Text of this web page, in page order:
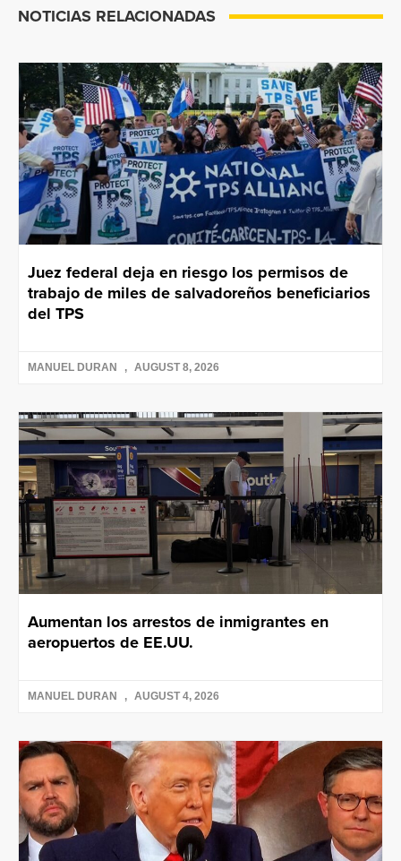
NOTICIAS RELACIONADAS
Juez federal deja en riesgo los permisos de
trabajo de miles de salvadoreños beneficiarios
del TPS
MANUEL DURAN AUGUST 8, 2026
Aumentan los arrestos de inmigrantes en
aeropuertos de EE.UU.
MANUEL DURAN AUGUST 4, 2026